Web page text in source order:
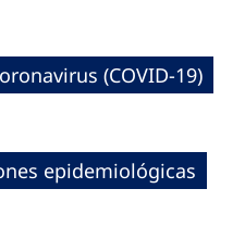
‎‎(COVID-19)‎
epidemiológicas